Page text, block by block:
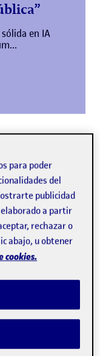
en IA
en entornos
de la UOC
para poder
del
publicidad
a partir
rechazar o
abajo, u obtener
cookies.